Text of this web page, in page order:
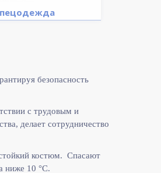
безопасность
с трудовым и
делает сотрудничество
костюм. Спасают
ниже 10 °C.